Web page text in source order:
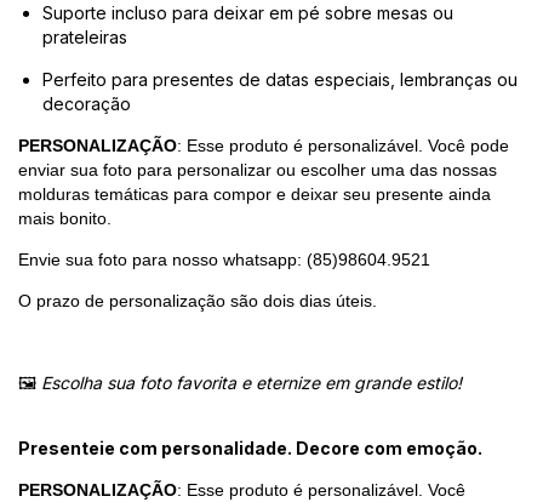
Suporte incluso para deixar em pé sobre mesas ou
prateleiras
Perfeito para presentes de datas especiais, lembranças ou
decoração
PERSONALIZAÇÃO: Esse produto é personalizável. Você pode
enviar sua foto para personalizar ou escolher uma das nossas
molduras temáticas para compor e deixar seu presente ainda
mais bonito.
Envie sua foto para nosso whatsapp: (85)98604.9521
O prazo de personalização são dois dias úteis.
🖼️ Escolha sua foto favorita e eternize em grande estilo!
Presenteie com personalidade. Decore com emoção.
PERSONALIZAÇÃO: Esse produto é personalizável. Você